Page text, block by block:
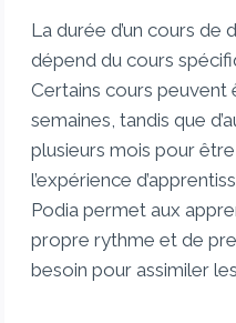
La durée d’un cours de
dépend du cours
Certains cours peuvent
semaines, tandis que
plusieurs mois pour
l’expérience
Podia permet aux
propre rythme et de
besoin pour assimiler